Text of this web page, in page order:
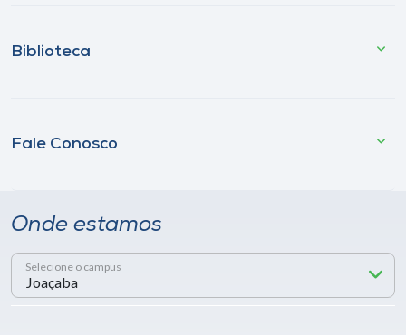
Biblioteca
Fale Conosco
Onde estamos
Selecione o campus